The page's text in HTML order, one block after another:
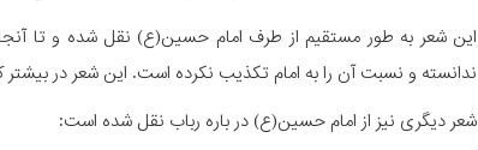
این شعر به طور مستقیم از طرف امام حسین(ع) نقل شده و تا
ندانسته و نسبت آن را به امام تکذیب نکرده است. این شعر در
شعر دیگری نیز از امام حسین(ع) در باره رباب نقل شده است: